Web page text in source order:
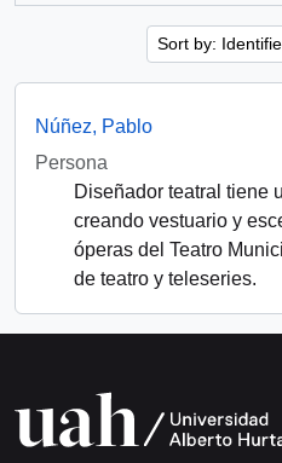
Sort by:
Núñez, Pablo
Persona
Diseñador teatral tiene
creando vestuario y
óperas del Teatro
de teatro y teleseries.